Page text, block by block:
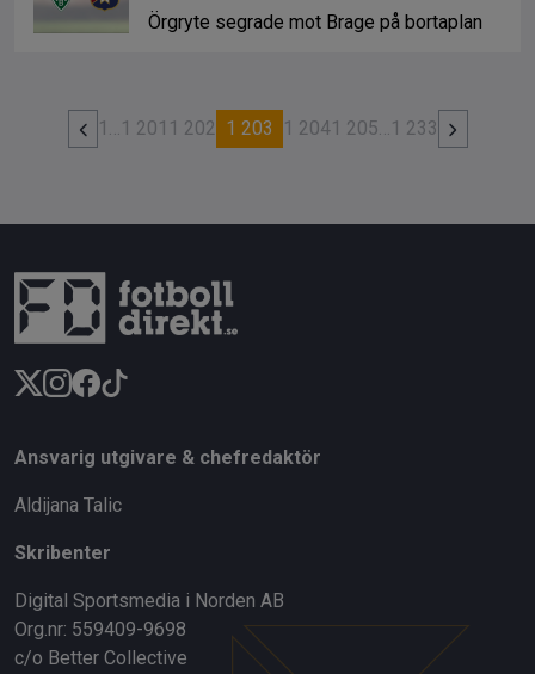
Örgryte segrade mot Brage på bortaplan
1 …1 201 1 202 1 203 1 2041 205…1 233
Ansvarig utgivare & chefredaktör
Aldijana Talic
Skribenter
Digital Sportsmedia i Norden AB
Org.nr: 559409-9698
c/o Better Collective